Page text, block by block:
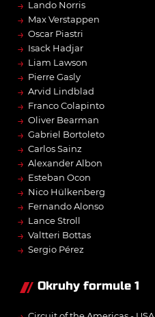
→ Lando Norris
→ Max Verstappen
→ Oscar Piastri
→ Isack Hadjar
→ Liam Lawson
→ Pierre Gasly
→ Arvid Lindblad
→ Franco Colapinto
→ Oliver Bearman
→ Gabriel Bortoleto
→ Carlos Sainz
→ Alexander Albon
→ Esteban Ocon
→ Nico Hülkenberg
→ Fernando Alonso
→ Lance Stroll
→ Valtteri Bottas
→ Sergio Pérez
Okruhy formule 1